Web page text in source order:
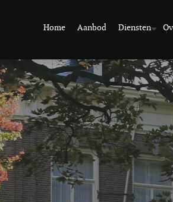
Home Aanbod Diensten